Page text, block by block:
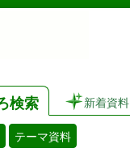
検索 新着資料
テーマ資料